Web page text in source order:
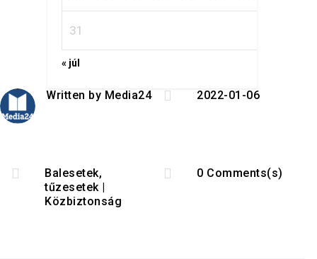
31
« júl
Written by Media24  2022-01-06

Balesetek,
tűzesetek|
Közbiztonság
 0 Comments(s)